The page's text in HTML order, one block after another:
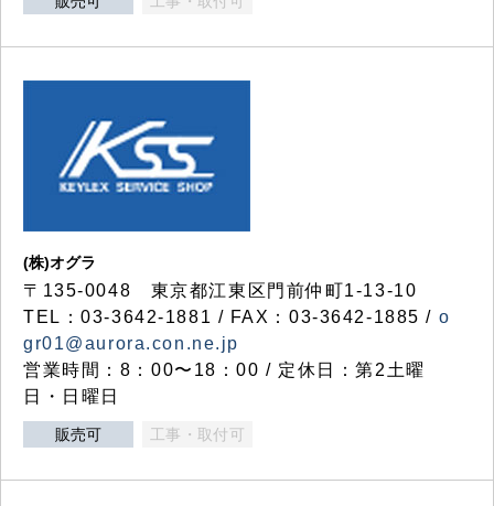
(株)オグラ
〒135-0048 東京都江東区門前仲町1-13-10
TEL：03-3642-1881 / FAX：03-3642-1885 / o
gr01@aurora.con.ne.jp
営業時間：8：00〜18：00 / 定休日：第2土曜
日・日曜日
販売可 工事・取付可